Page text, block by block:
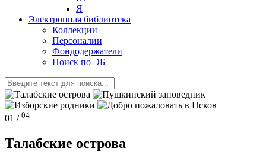
Я
Электронная библиотека
Коллекции
Персоналии
Фондодержатели
Поиск по ЭБ
01 / 04
Талабские острова